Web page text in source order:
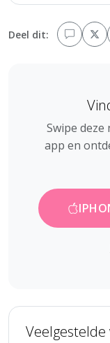
Deel dit:
Swipe deze
app en